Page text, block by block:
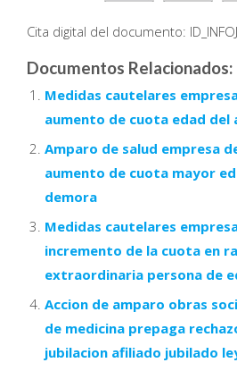
Cita digital del documento:
Documentos Relacionados:
Medidas cautelares
aumento de cuota edad del
Amparo de salud empresa
aumento de cuota mayor
demora
Medidas cautelares
incremento de la cuota en
extraordinaria persona de
Accion de amparo obras
de medicina prepaga
jubilacion afiliado jubilado